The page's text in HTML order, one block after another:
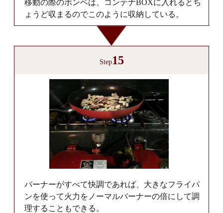
移動の際のボンベは、コンテナBOXに入れるとち
ょうど収まるのでこのように収納している。
Step15
バーナーがすべて快調であれば、大きなフライパ
ンを使って火力をノーマルバーナーの倍にして調
理することもできる。